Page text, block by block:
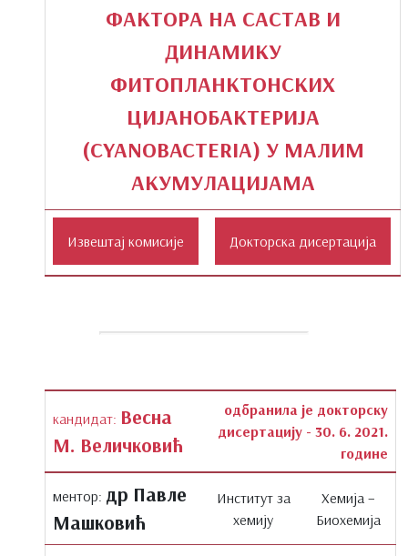
ФАКТОРА НА САСТАВ И
ДИНАМИКУ
ФИТОПЛАНКТОНСКИХ
ЦИЈАНОБАКТЕРИЈА
(CYANOBACTERIA) У МАЛИМ
АКУМУЛАЦИЈАМА
кандидат: Весна
М. Величковић
одбранила је докторску
дисертацију - 30. 6. 2021.
године
ментор: др Павле
Машковић
Институт за
хемију
Хемија −
Биохемија